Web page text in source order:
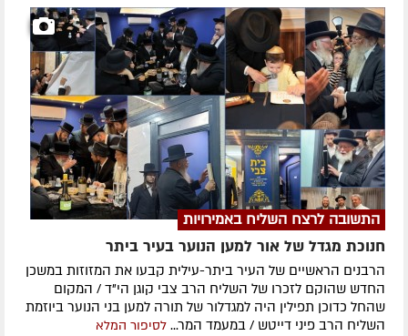
התשובה לרצח השליח באמירויות
חנוכת מגדל של אור למען הנוער בעיר ביתר
הרבנים הראשיים של העיר ביתר-עילית קבעו את המזוזות במשכן
החדש שהוקם לזכרו של השליח הרב צבי קוגן הי"ד / המקום
שהחל כדוכן תפילין היה למגדלור של תורה למען בני הנוער ביוזמת
השליח הרב פיני דייטש / במעמד המר... לסיפור המלא